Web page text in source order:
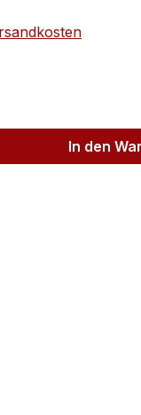
denIn den